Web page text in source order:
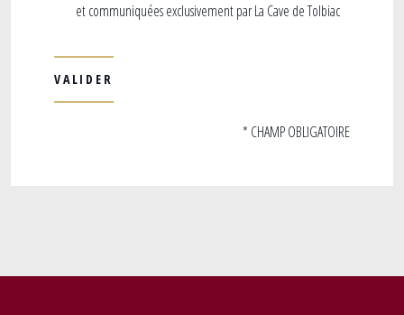
et communiquées exclusivement par La Cave de Tolbiac
* CHAMP OBLIGATOIRE